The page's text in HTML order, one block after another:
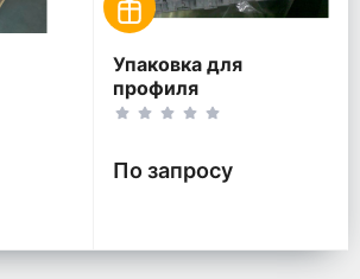
Упаковка для
профиля
По запросу